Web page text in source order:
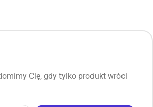
Cię, gdy tylko produkt wróci